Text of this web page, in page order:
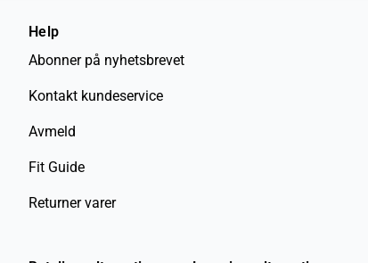
Help
Abonner på nyhetsbrevet
Kontakt kundeservice
Avmeld
Fit Guide
Returner varer